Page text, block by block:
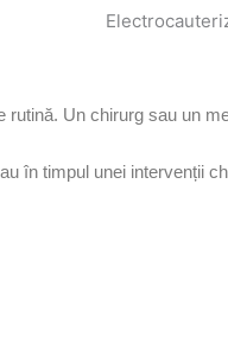
Un chirurg sau un
în timpul unei intervenții